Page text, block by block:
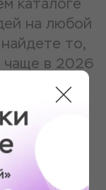
на любой
то,
чаще в 2026
рублей
с
— на